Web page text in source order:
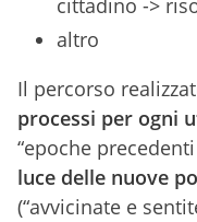
altro
Il percorso
processi per ogni
“epoche
luce delle nuove
(“avvicinate e